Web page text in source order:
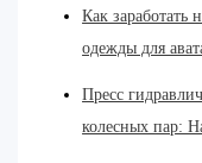
Как заработать
одежды для
Пресс
колесных пар: